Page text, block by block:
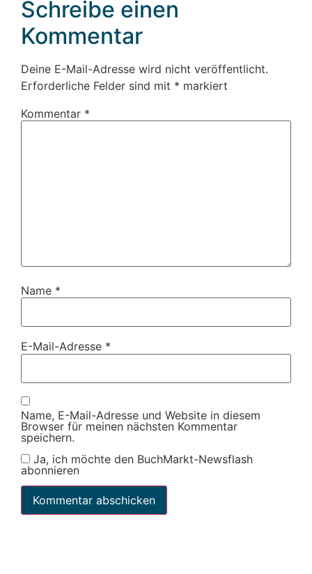
Schreibe einen
Kommentar
Deine E-Mail-Adresse wird nicht veröffentlicht.
Erforderliche Felder sind mit * markiert
Kommentar *
Name *
E-Mail-Adresse *
Name, E-Mail-Adresse und Website in diesem
Browser für meinen nächsten Kommentar
speichern.
Ja, ich möchte den BuchMarkt-Newsflash
abonnieren